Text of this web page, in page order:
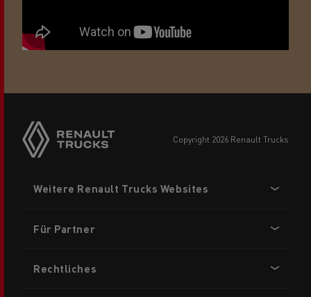
buttons
copyright 2026 Renault Trucks
menu
Weitere Renault Trucks Websites
Für Partner
Rechtliches